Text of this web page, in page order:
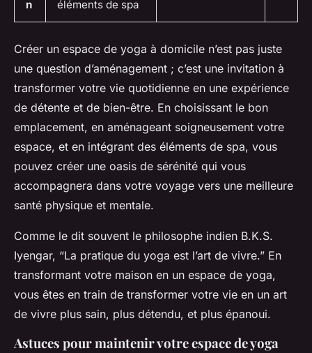
n
éléments de spa
Créer un espace de yoga à domicile n’est pas juste
une question d’aménagement ; c’est une invitation à
transformer votre vie quotidienne en une expérience
de détente et de bien-être. En choisissant le bon
emplacement, en aménageant soigneusement votre
espace, et en intégrant des éléments de spa, vous
pouvez créer une oasis de sérénité qui vous
accompagnera dans votre voyage vers une meilleure
santé physique et mentale.
Comme le dit souvent le philosophe indien B.K.S.
Iyengar, “La pratique du yoga est l’art de vivre.” En
transformant votre maison en un espace de yoga,
vous êtes en train de transformer votre vie en un art
de vivre plus sain, plus détendu, et plus épanoui.
Astuces pour maintenir votre espace de yoga